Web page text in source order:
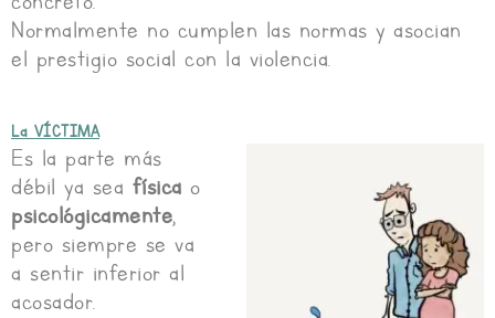
Normalmente no cumplen las normas y asocian
el prestigio social con la violencia.
La VÍCTIMA
Es la parte más
débil ya sea física o
psicológicamente,
pero siempre se va
a sentir inferior al
acosador.